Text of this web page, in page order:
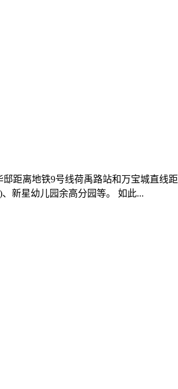
距离地铁9号线荷禹路站和万宝城直
新星幼儿园余高分园等。 如此...